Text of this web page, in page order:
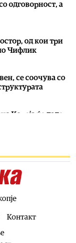
одговорност, а
од кои три
Чифлик
се соочува со
Кореја ќе даде
Собрание
повреда
Контакт